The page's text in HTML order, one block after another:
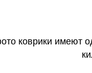
коврики имеют